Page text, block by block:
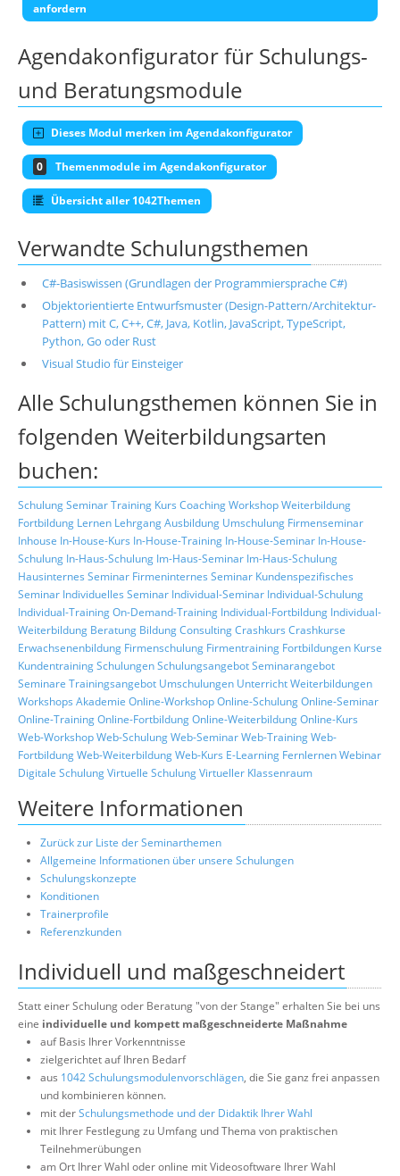
anfordern
Agendakonfigurator für Schulungs-
und Beratungsmodule
Dieses Modul merken im Agendakonfigurator
0 Themenmodule im Agendakonfigurator
Übersicht aller 1042Themen
Verwandte Schulungsthemen
C#-Basiswissen (Grundlagen der Programmiersprache C#)
Objektorientierte Entwurfsmuster (Design-Pattern/Architektur-
Pattern) mit C, C++, C#, Java, Kotlin, JavaScript, TypeScript,
Python, Go oder Rust
Visual Studio für Einsteiger
Alle Schulungsthemen können Sie in
folgenden Weiterbildungsarten
buchen:
SchulungSeminarTraining Kurs CoachingWorkshopWeiterbildung
Fortbildung Lernen LehrgangAusbildung Umschulung Firmenseminar
Inhouse In-House-Kurs In-House-Training In-House-Seminar In-House-
Schulung In-Haus-Schulung Im-Haus-Seminar Im-Haus-Schulung
Hausinternes Seminar Firmeninternes Seminar Kundenspezifisches
Seminar Individuelles Seminar Individual-Seminar Individual-Schulung
Individual-TrainingOn-Demand-Training Individual-Fortbildung Individual-
Weiterbildung Beratung BildungConsultingCrashkurs Crashkurse
Erwachsenenbildung Firmenschulung Firmentraining Fortbildungen Kurse
KundentrainingSchulungenSchulungsangebotSeminarangebot
Seminare Trainingsangebot Umschulungen UnterrichtWeiterbildungen
Workshops Akademie Online-WorkshopOnline-SchulungOnline-Seminar
Online-TrainingOnline-FortbildungOnline-WeiterbildungOnline-Kurs
Web-WorkshopWeb-SchulungWeb-SeminarWeb-TrainingWeb-
FortbildungWeb-WeiterbildungWeb-Kurs E-Learning FernlernenWebinar
Digitale SchulungVirtuelle SchulungVirtueller Klassenraum
Weitere Informationen
Zurück zur Liste der Seminarthemen
Allgemeine Informationen über unsere Schulungen
Schulungskonzepte
Konditionen
Trainerprofile
Referenzkunden
Individuell und maßgeschneidert
Statt einer Schulung oder Beratung "von der Stange" erhalten Sie bei uns
eine individuelle und kompett maßgeschneiderte Maßnahme
auf Basis Ihrer Vorkenntnisse
zielgerichtet auf Ihren Bedarf
aus 1042 Schulungsmodulenvorschlägen, die Sie ganz frei anpassen
und kombinieren können.
mit derSchulungsmethode und der Didaktik Ihrer Wahl
mit Ihrer Festlegung zu Umfang und Thema von praktischen
Teilnehmerübungen
am Ort Ihrer Wahl oder online mit Videosoftware Ihrer Wahl